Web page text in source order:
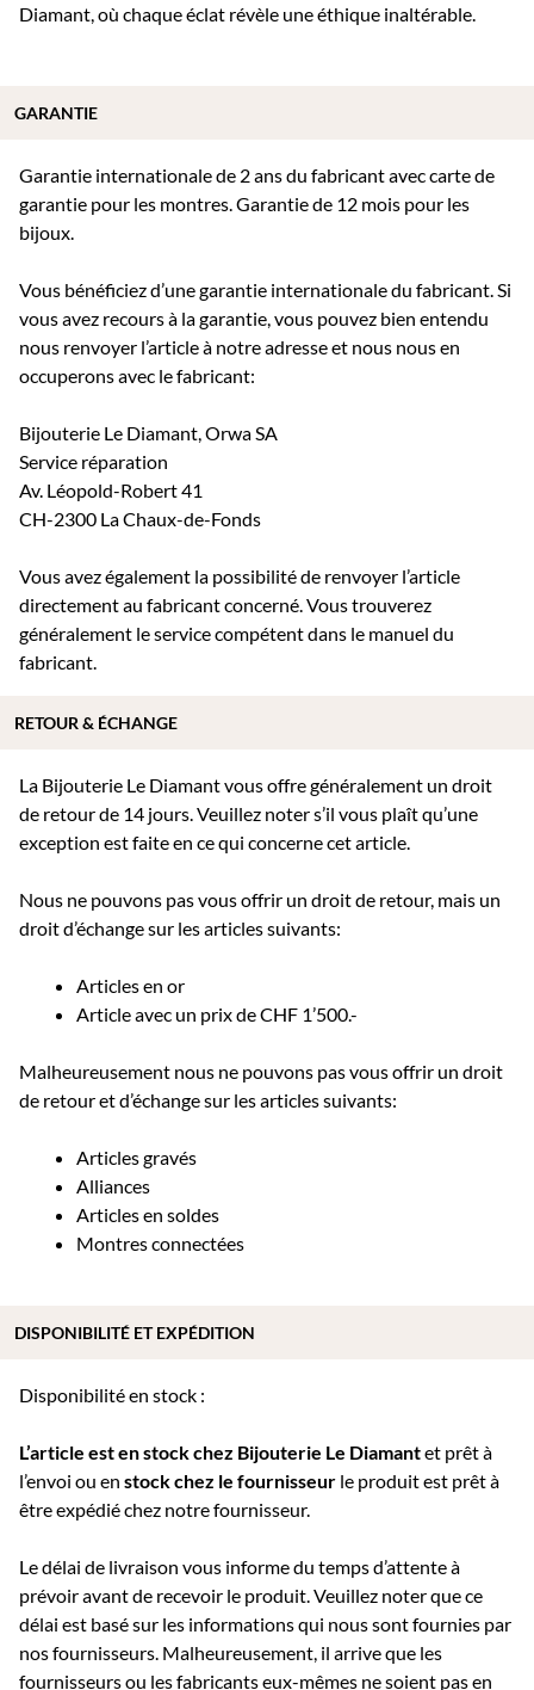
Diamant, où chaque éclat révèle une éthique inaltérable.
Garantie internationale de 2 ans du fabricant avec carte de
garantie pour les montres. Garantie de 12 mois pour les
bijoux.
Vous bénéficiez d’une garantie internationale du fabricant. Si
vous avez recours à la garantie, vous pouvez bien entendu
nous renvoyer l’article à notre adresse et nous nous en
occuperons avec le fabricant:
Bijouterie Le Diamant, Orwa SA
Service réparation
Av. Léopold-Robert 41
CH-2300 La Chaux-de-Fonds
Vous avez également la possibilité de renvoyer l’article
directement au fabricant concerné. Vous trouverez
généralement le service compétent dans le manuel du
fabricant.
La Bijouterie Le Diamant vous offre généralement un droit
de retour de 14 jours. Veuillez noter s’il vous plaît qu’une
exception est faite en ce qui concerne cet article.
Nous ne pouvons pas vous offrir un droit de retour, mais un
droit d’échange sur les articles suivants:
Articles en or
Article avec un prix de CHF 1’500.-
Malheureusement nous ne pouvons pas vous offrir un droit
de retour et d’échange sur les articles suivants:
Articles gravés
Alliances
Articles en soldes
Montres connectées
Disponibilité en stock :
L’article est en stock chez Bijouterie Le Diamantet prêt à
l’envoi ou en stock chez le fournisseur le produit est prêt à
être expédié chez notre fournisseur.
Le délai de livraison vous informe du temps d’attente à
prévoir avant de recevoir le produit. Veuillez noter que ce
délai est basé sur les informations qui nous sont fournies par
nos fournisseurs. Malheureusement, il arrive que les
fournisseurs ou les fabricants eux-mêmes ne soient pas en
GARANTIE
RETOUR & ÉCHANGE
DISPONIBILITÉ ET EXPÉDITION